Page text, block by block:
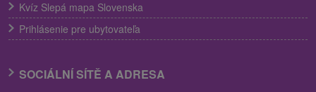
Kvíz Slepá mapa Slovenska
Prihlásenie pre ubytovateľa
SOCIÁLNÍ SÍTĚ A ADRESA